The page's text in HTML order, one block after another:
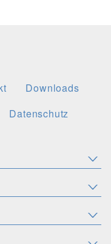
Downloads
Datenschutz